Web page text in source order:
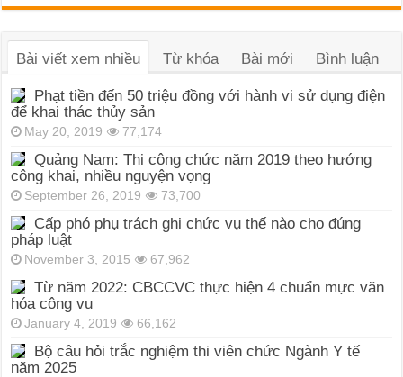
Bài viết xem nhiều Từ khóa Bài mới Bình luận
Phạt tiền đến 50 triệu đồng với hành vi sử dụng điện
để khai thác thủy sản
May 20, 2019 77,174
Quảng Nam: Thi công chức năm 2019 theo hướng
công khai, nhiều nguyện vọng
September 26, 2019 73,700
Cấp phó phụ trách ghi chức vụ thế nào cho đúng
pháp luật
November 3, 2015 67,962
Từ năm 2022: CBCCVC thực hiện 4 chuẩn mực văn
hóa công vụ
January 4, 2019 66,162
Bộ câu hỏi trắc nghiệm thi viên chức Ngành Y tế
năm 2025